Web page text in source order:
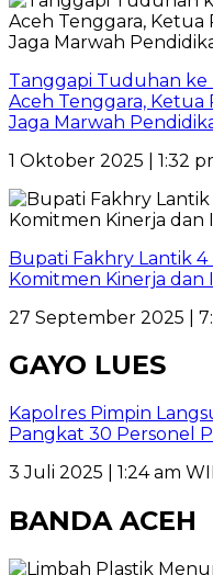
Tanggapi Tuduhan ke
Aceh Tenggara, Ketua
Jaga Marwah
1 Oktober 2025 | 1:32
Bupati Fakhry Lantik 4
Komitmen Kinerja dan
27 September 2025 |
GAYO LUES
Kapolres Pimpin
Pangkat 30 Personel
3 Juli 2025 | 1:24 am
BANDA ACEH